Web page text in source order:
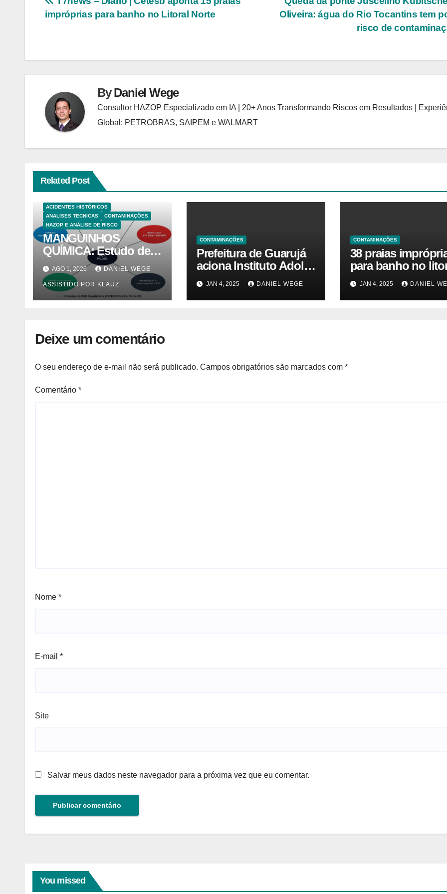
Navegação
de
Oliveira: água do Rio Tocantins tem
risco de
impróprias para banho no Litoral Norte
ByDaniel Wege
Consultor HAZOP Especializado em IA | 20+ Anos Transformando Riscos em Resultados |
Global: PETROBRAS, SAIPEM e WALMART
Related Post
ACIDENTES HISTÓRICOS
ANALISES TECNICAS
CONTAMINAÇÕES
HAZOP E ANÁLISE DE RISCO
MANGUINHOS
QUÍMICA: Estudo de
Caso PGR — Área
Contaminada
Prioridade A em
Campinas (CETESB
AGO 1, 2026 DANIEL WEGE
ASSISTIDO POR KLAUZ
CONTAMINAÇÕES
Prefeitura de Guarujá
aciona Instituto Adolfo
Lutz para identificar
causas da virose em
moradores e turistas –
JAN 4, 2025 DANIEL WEGE
CONTAMINAÇÕES
38 praias
para banho no
paulista geram
ambiental e de
pública
JAN 4, 2025 DANIEL
Deixe um comentário
O seu endereço de e-mail não será publicado. Campos obrigatórios são marcados com *
Comentário *
Nome *
E-mail *
Site
Salvar meus dados neste navegador para a próxima vez que eu comentar.
You missed